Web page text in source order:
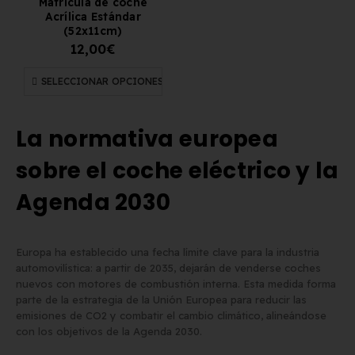
Acrílica Estándar
(52x11cm)
12,00€
SELECCIONAR OPCIONES
La normativa europea
sobre el coche eléctrico y la
Agenda 2030
Europa ha establecido una fecha límite clave para la industria
automovilística: a partir de 2035, dejarán de venderse coches
nuevos con motores de combustión interna. Esta medida forma
parte de la estrategia de la Unión Europea para reducir las
emisiones de CO2 y combatir el cambio climático, alineándose
con los objetivos de la Agenda 2030.